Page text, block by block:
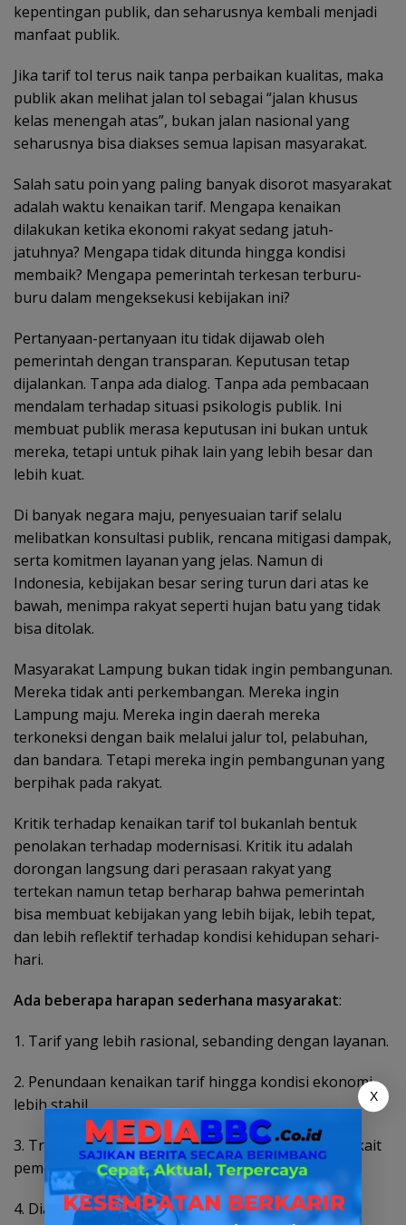
kepentingan publik, dan seharusnya kembali menjadi
manfaat publik.
Jika tarif tol terus naik tanpa perbaikan kualitas, maka
publik akan melihat jalan tol sebagai “jalan khusus
kelas menengah atas”, bukan jalan nasional yang
seharusnya bisa diakses semua lapisan masyarakat.
Salah satu poin yang paling banyak disorot masyarakat
adalah waktu kenaikan tarif. Mengapa kenaikan
dilakukan ketika ekonomi rakyat sedang jatuh-
jatuhnya? Mengapa tidak ditunda hingga kondisi
membaik? Mengapa pemerintah terkesan terburu-
buru dalam mengeksekusi kebijakan ini?
Pertanyaan-pertanyaan itu tidak dijawab oleh
pemerintah dengan transparan. Keputusan tetap
dijalankan. Tanpa ada dialog. Tanpa ada pembacaan
mendalam terhadap situasi psikologis publik. Ini
membuat publik merasa keputusan ini bukan untuk
mereka, tetapi untuk pihak lain yang lebih besar dan
lebih kuat.
Di banyak negara maju, penyesuaian tarif selalu
melibatkan konsultasi publik, rencana mitigasi dampak,
serta komitmen layanan yang jelas. Namun di
Indonesia, kebijakan besar sering turun dari atas ke
bawah, menimpa rakyat seperti hujan batu yang tidak
bisa ditolak.
Masyarakat Lampung bukan tidak ingin pembangunan.
Mereka tidak anti perkembangan. Mereka ingin
Lampung maju. Mereka ingin daerah mereka
terkoneksi dengan baik melalui jalur tol, pelabuhan,
dan bandara. Tetapi mereka ingin pembangunan yang
berpihak pada rakyat.
Kritik terhadap kenaikan tarif tol bukanlah bentuk
penolakan terhadap modernisasi. Kritik itu adalah
dorongan langsung dari perasaan rakyat yang
tertekan namun tetap berharap bahwa pemerintah
bisa membuat kebijakan yang lebih bijak, lebih tepat,
dan lebih reflektif terhadap kondisi kehidupan sehari-
hari.
Ada beberapa harapan sederhana masyarakat:
1. Tarif yang lebih rasional, sebanding dengan layanan.
2. Penundaan kenaikan tarif hingga kondisi ekonomi
lebih stabil.
3. Transparansi perbaikan layanan, khususnya terkait
pemeliharaan dan peningkatan fasilitas tol.
4. Dialog publik, agar masyarakat merasa didengar.
X